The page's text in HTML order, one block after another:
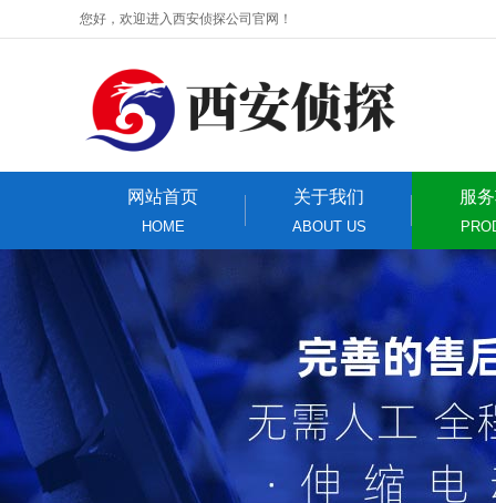
您好，欢迎进入西安侦探公司官网！
网站首页
HOME
关于我们
ABOUT US
服